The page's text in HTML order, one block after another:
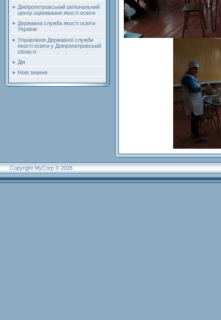
Дніпропетровський регіональний
центр оцінювання якості освіти
Державна служба якості освіти
України
Управління Державної служби
якості освіти у Дніпропетровській
області
Дія
Нові знання
Copyright MyCorp © 2026